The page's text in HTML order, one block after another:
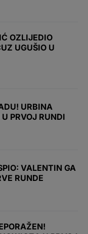
OZLIJEDIO
UGUŠIO U
URBINA
PRVOJ RUNDI
VALENTIN GA
RUNDE